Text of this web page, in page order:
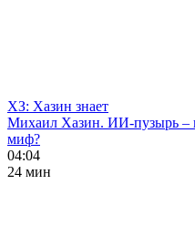
ХЗ: Хазин знает
Михаил Хазин. ИИ-пузырь –
миф?
04:04
24 мин